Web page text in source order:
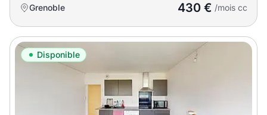
Grenoble 430 € /mois cc
Disponible